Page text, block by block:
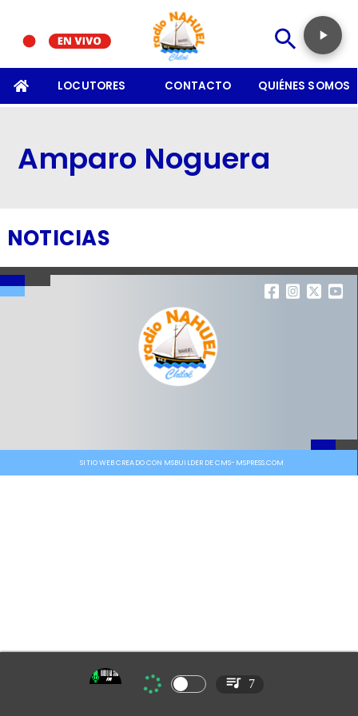
LOCUTORES CONTACTO QUIÉNES SOMOS
Amparo Noguera
NOTICIAS
SITIO WEB CREADO CON MSBUILDER DE CMS-MSPRESS.COM
7